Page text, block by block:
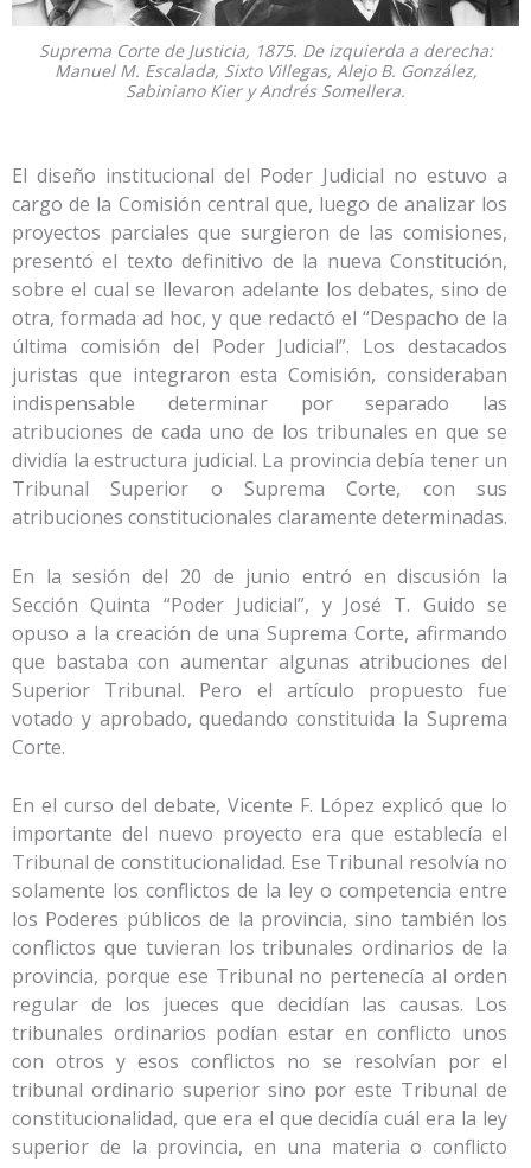
Suprema Corte de Justicia, 1875. De izquierda a derecha:
Manuel M. Escalada, Sixto Villegas, Alejo B. González,
Sabiniano Kier y Andrés Somellera.
El diseño institucional del Poder Judicial no estuvo a
cargo de la Comisión central que, luego de analizar los
proyectos parciales que surgieron de las comisiones,
presentó el texto definitivo de la nueva Constitución,
sobre el cual se llevaron adelante los debates, sino de
otra, formada ad hoc, y que redactó el “Despacho de la
última comisión del Poder Judicial”. Los destacados
juristas que integraron esta Comisión, consideraban
indispensable determinar por separado las
atribuciones de cada uno de los tribunales en que se
dividía la estructura judicial. La provincia debía tener un
Tribunal Superior o Suprema Corte, con sus
atribuciones constitucionales claramente determinadas.
En la sesión del 20 de junio entró en discusión la
Sección Quinta “Poder Judicial”, y José T. Guido se
opuso a la creación de una Suprema Corte, afirmando
que bastaba con aumentar algunas atribuciones del
Superior Tribunal. Pero el artículo propuesto fue
votado y aprobado, quedando constituida la Suprema
Corte.
En el curso del debate, Vicente F. López explicó que lo
importante del nuevo proyecto era que establecía el
Tribunal de constitucionalidad. Ese Tribunal resolvía no
solamente los conflictos de la ley o competencia entre
los Poderes públicos de la provincia, sino también los
conflictos que tuvieran los tribunales ordinarios de la
provincia, porque ese Tribunal no pertenecía al orden
regular de los jueces que decidían las causas. Los
tribunales ordinarios podían estar en conflicto unos
con otros y esos conflictos no se resolvían por el
tribunal ordinario superior sino por este Tribunal de
constitucionalidad, que era el que decidía cuál era la ley
superior de la provincia, en una materia o conflicto